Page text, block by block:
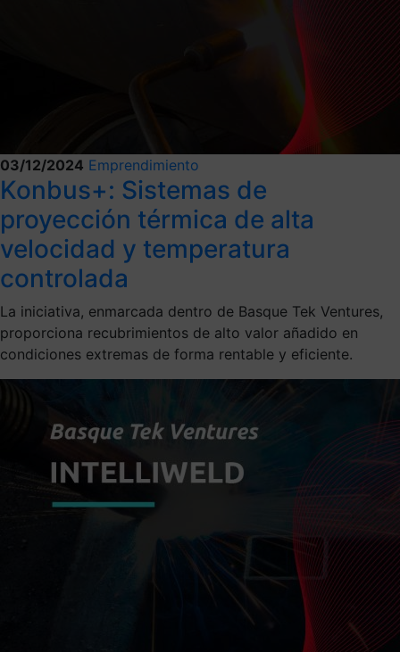
03/12/2024 Emprendimiento
Konbus+: Sistemas de
proyección térmica de alta
velocidad y temperatura
controlada
La iniciativa, enmarcada dentro de Basque Tek Ventures,
proporciona recubrimientos de alto valor añadido en
condiciones extremas de forma rentable y eficiente.